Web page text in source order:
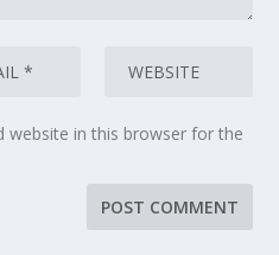
website in this browser for the